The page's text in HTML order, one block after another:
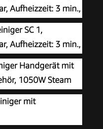
Aufheizzeit: 3 min.,
Tank: 0,5 l + 1,3 l,
Düsen,
Weiß
SC 1,
Aufheizzeit: 3 min.,
Flächenleistung: 20
, Punktstrahl- und
und Rundbürste
Handgerät mit
1050W Steam
Küche, Bad,
Chemiefrei,
Fett &
mit